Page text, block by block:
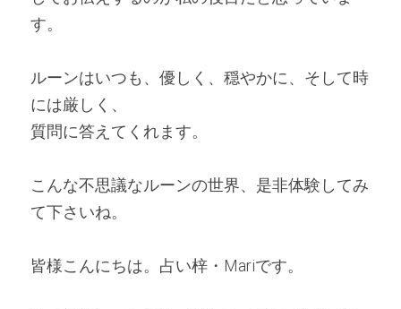
す。
ルーンはいつも、優しく、穏やかに、そして時
には厳しく、
質問に答えてくれます。
こんな不思議なルーンの世界、是非体験してみ
て下さいね。
皆様こんにちは。占い梓・Mariです。